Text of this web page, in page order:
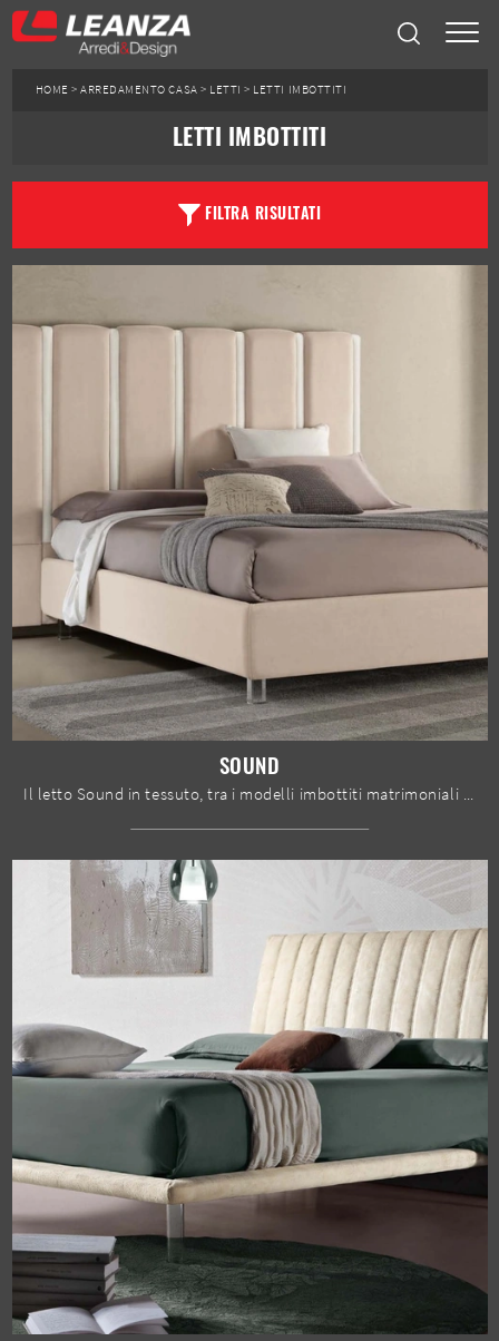
HOME >ARREDAMENTO CASA > LETTI > LETTI IMBOTTITI
LETTI IMBOTTITI
FILTRA RISULTATI
SOUND
Il letto Sound in tessuto, tra i modelli imbottiti matrimoniali moderni di Susan imbottiti, è perfetto per assicurarti il relax totale.